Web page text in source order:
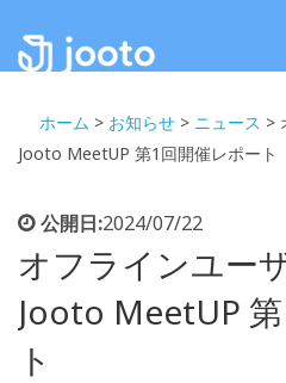
ホーム > お知らせ > ニュース >
Jooto MeetUP 第1回開催レポート
公開日:2024/07/22
オフラインユー
Jooto MeetUP
ト